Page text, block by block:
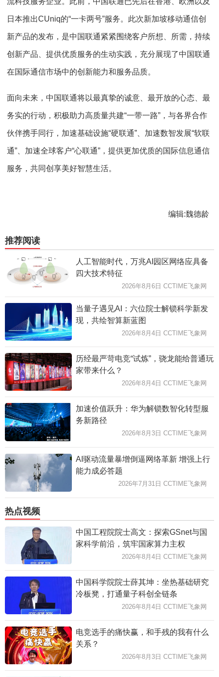
日本推出CUniq的“一卡两号”服务。此次新加坡移动通信创
新产品的发布，是中国联通紧紧围绕客户所想、所需，持续
创新产品、提供优质服务的生动实践，充分展现了中国联通
在国际通信市场中的创新能力和服务品质。
面向未来，中国联通将以最真挚的诚意、最开放的心态、最
务实的行动，积极助力高质量共建“一带一路”，与各界合作
伙伴携手同行，加速基础设施“硬联通”、加速数智发展“软联
通”、加速全球客户“心联通”，提供更加优质的国际信息通信
服务，共同创享美好智慧生活。
编辑:魏德龄
推荐阅读
人工智能时代，万兆AI园区网络应具备
四大技术特征
2026年8月6日 CCTIME飞象网
当量子遇见AI：六位院士解锁科学新发
现，共绘智算新蓝图
2026年8月4日 CCTIME飞象网
历经最严苛电竞“试炼”，骁龙能给普通玩
家带来什么？
2026年8月4日 CCTIME飞象网
加速价值跃升：华为解锁数智化转型服
务新路径
2026年8月3日 CCTIME飞象网
AI驱动流量暴增倒逼网络革新 增强上行
能力成必答题
2026年7月31日 CCTIME飞象网
热点视频
中国工程院院士高文：探索GSnet与国
家科学前沿，筑牢国家算力主权
2026年8月4日 CCTIME飞象网
中国科学院院士薛其坤：坐热基础研究
冷板凳，打通量子科创全链条
2026年8月4日 CCTIME飞象网
电竞选手的痛快赢，和手残的我有什么
关系？
2026年8月3日 CCTIME飞象网